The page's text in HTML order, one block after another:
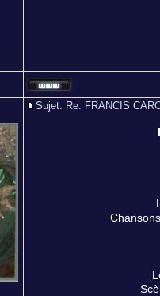
Sujet: Re: FRANCIS